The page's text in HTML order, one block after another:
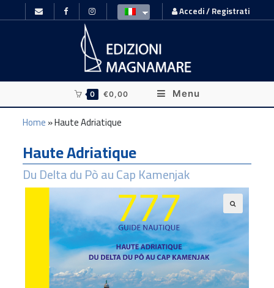
Accedi / Registrati
0 €0,00 Menu
Home»Haute Adriatique
Haute Adriatique
Du Delta du Pò au Cap Kamenjak